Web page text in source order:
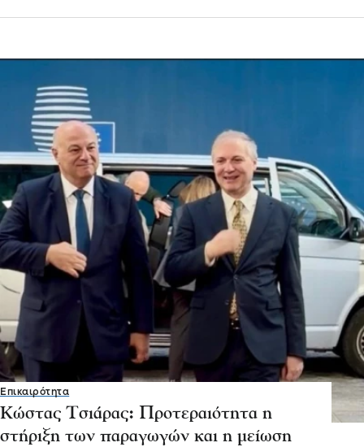
Επικαιρότητα
Κώστας Τσιάρας: Προτεραιότητα η
στήριξη των παραγωγών και η μείωση